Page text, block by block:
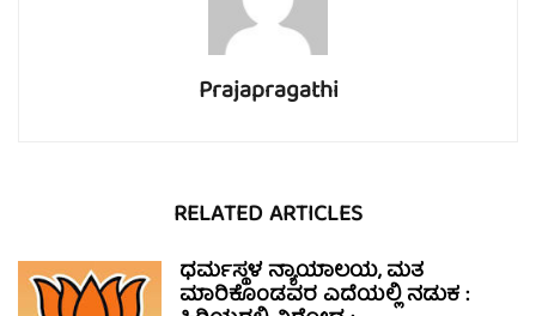
Prajapragathi
RELATED ARTICLES
ಧರ್ಮಸ್ಥಳ ನ್ಯಾಯಾಲಯ, ಮತ
ಮಾರಿಕೊಂಡವರ ಎದೆಯಲ್ಲಿ ನಡುಕ :